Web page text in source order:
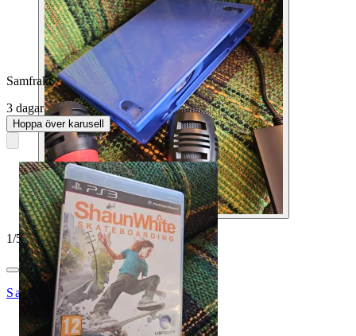
1/5
SandsOfTime
Samfrakt
3 dagar
Hoppa över karusell